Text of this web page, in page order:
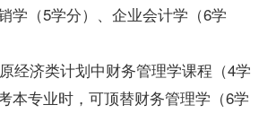
学 （5学分）、企业会计学 （6学
济类计划中财务管理学课程（4学
本专业时，可顶替财务管理学（6学